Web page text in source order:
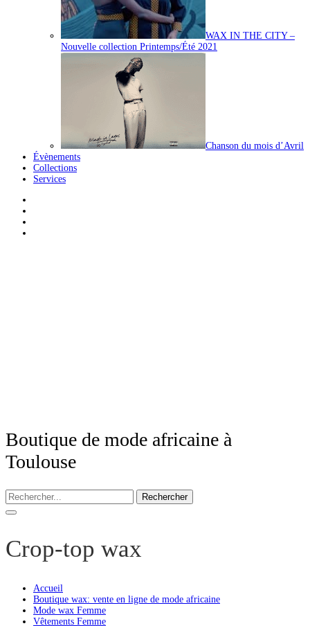
WAX IN THE CITY –
Nouvelle collection Printemps/Été 2021
Chanson du mois d’Avril
Évènements
Collections
Services
Boutique de mode africaine à
Toulouse
Rechercher
Crop-top wax
Accueil
Boutique wax: vente en ligne de mode africaine
Mode wax Femme
Vêtements Femme